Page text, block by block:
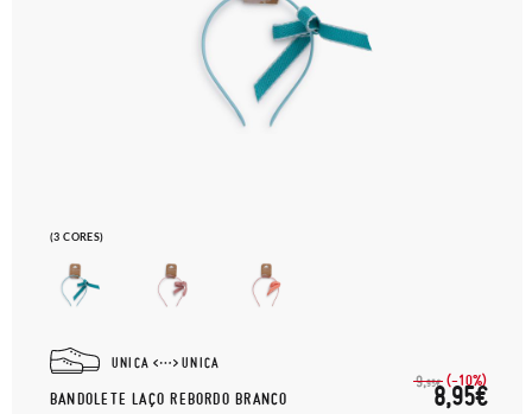
(3 CORES)
UNICA UNICA
BANDOLETE LAÇO REBORDO BRANCO
9,95€ (-10%)
8,95€